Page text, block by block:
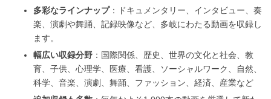
多彩なラインナップ：ドキュメンタリー、インタビュー、奏
楽、演劇や舞踊、記録映像など、多岐にわたる動画を収録し
ます。
幅広い収録分野 ：国際関係、歴史、世界の文化と社会、教
育、子供、心理学、医療、看護、ソーシャルワーク、自然、
科学、音楽、演劇、舞踊、ファッション、経済、産業など